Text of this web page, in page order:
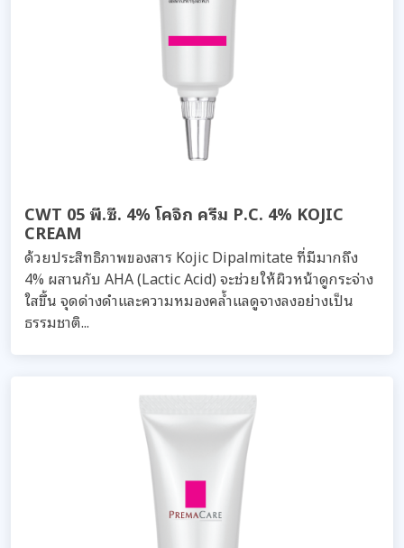
CWT 05 พี.ซี. 4% โคจิก ครีม P.C. 4% KOJIC
CREAM
ด้วยประสิทธิภาพของสาร Kojic Dipalmitate ที่มีมากถึง
4% ผสานกับ AHA (Lactic Acid) จะช่วยให้ผิวหน้าดูกระจ่าง
ใสขึ้น จุดด่างดำและความหมองคล้ำแลดูจางลงอย่างเป็น
ธรรมชาติ...